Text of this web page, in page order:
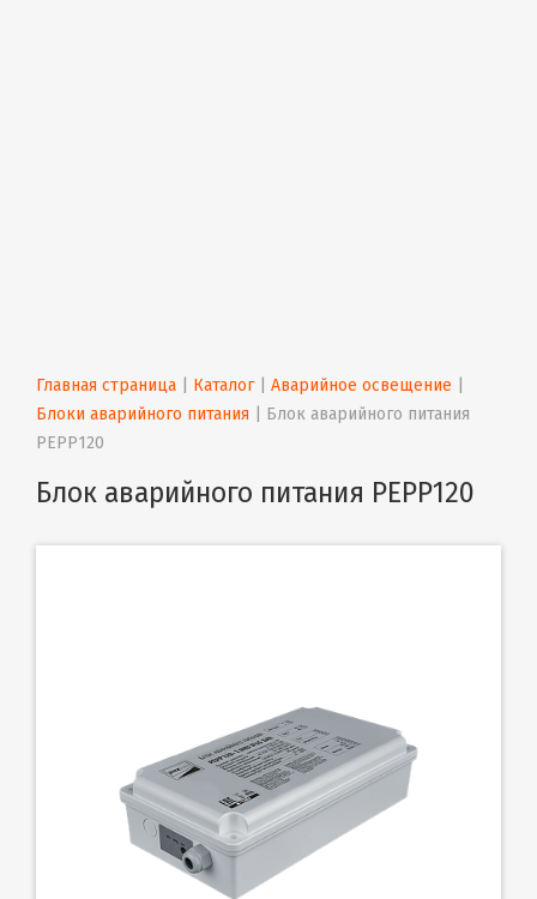
Главная страница Каталог | Аварийное освещение
Блоки аварийного питания
Блок аварийного питания
PEPP120
Блок аварийного питания PEPP120